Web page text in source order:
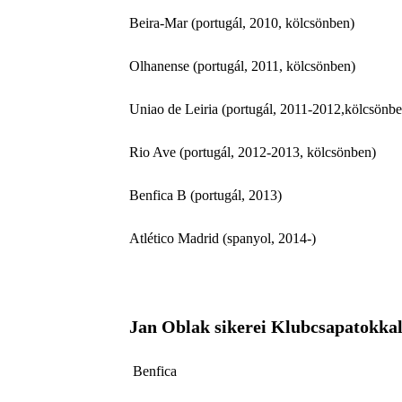
Beira-Mar (portugál, 2010, kölcsönben)
Olhanense (portugál, 2011, kölcsönben)
Uniao de Leiria (portugál, 2011-
Rio Ave (portugál, 2012-2013, kölcsönben)
Benfica B (portugál, 2013)
Atlético Madrid (spanyol, 2014-)
Jan Oblak sikerei Klubcsapatokkal
Benfica